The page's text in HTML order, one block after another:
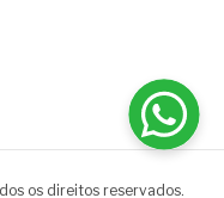
os direitos reservados.